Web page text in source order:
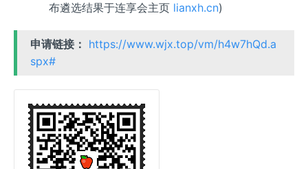
布遴选结果于连享会主页 lianxh.cn)
申请链接： https://www.wjx.top/vm/h4w7hQd.a
spx#